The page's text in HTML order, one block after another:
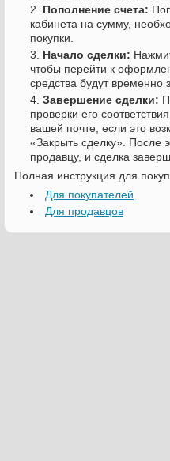
Пополнение счета:
кабинета на сумму,
покупки.
Начало сделки:
чтобы перейти к
средства будут временно
Завершение сделки:
проверки его
вашей почте, если это
«Закрыть сделку». После
продавцу, и сделка
Полная инструкция для
Для покупателей
Для продавцов